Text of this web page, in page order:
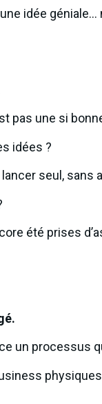
idée
pas une si
idées ?
seul, sans
été prises
un processus